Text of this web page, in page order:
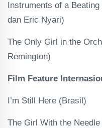
Instruments of a
dan Eric Nyari)
The Only Girl in the
Remington)
Film Feature
I’m Still Here (Brasil)
The Girl With the